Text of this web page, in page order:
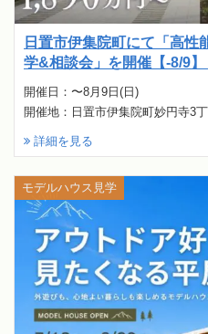
日置市伊集院町にて「高性
学&相談会」を開催【-8/9
開催日：〜8月9日(日)
開催地：日置市伊集院町妙円寺3
詳細を見る
モデルハウス見学